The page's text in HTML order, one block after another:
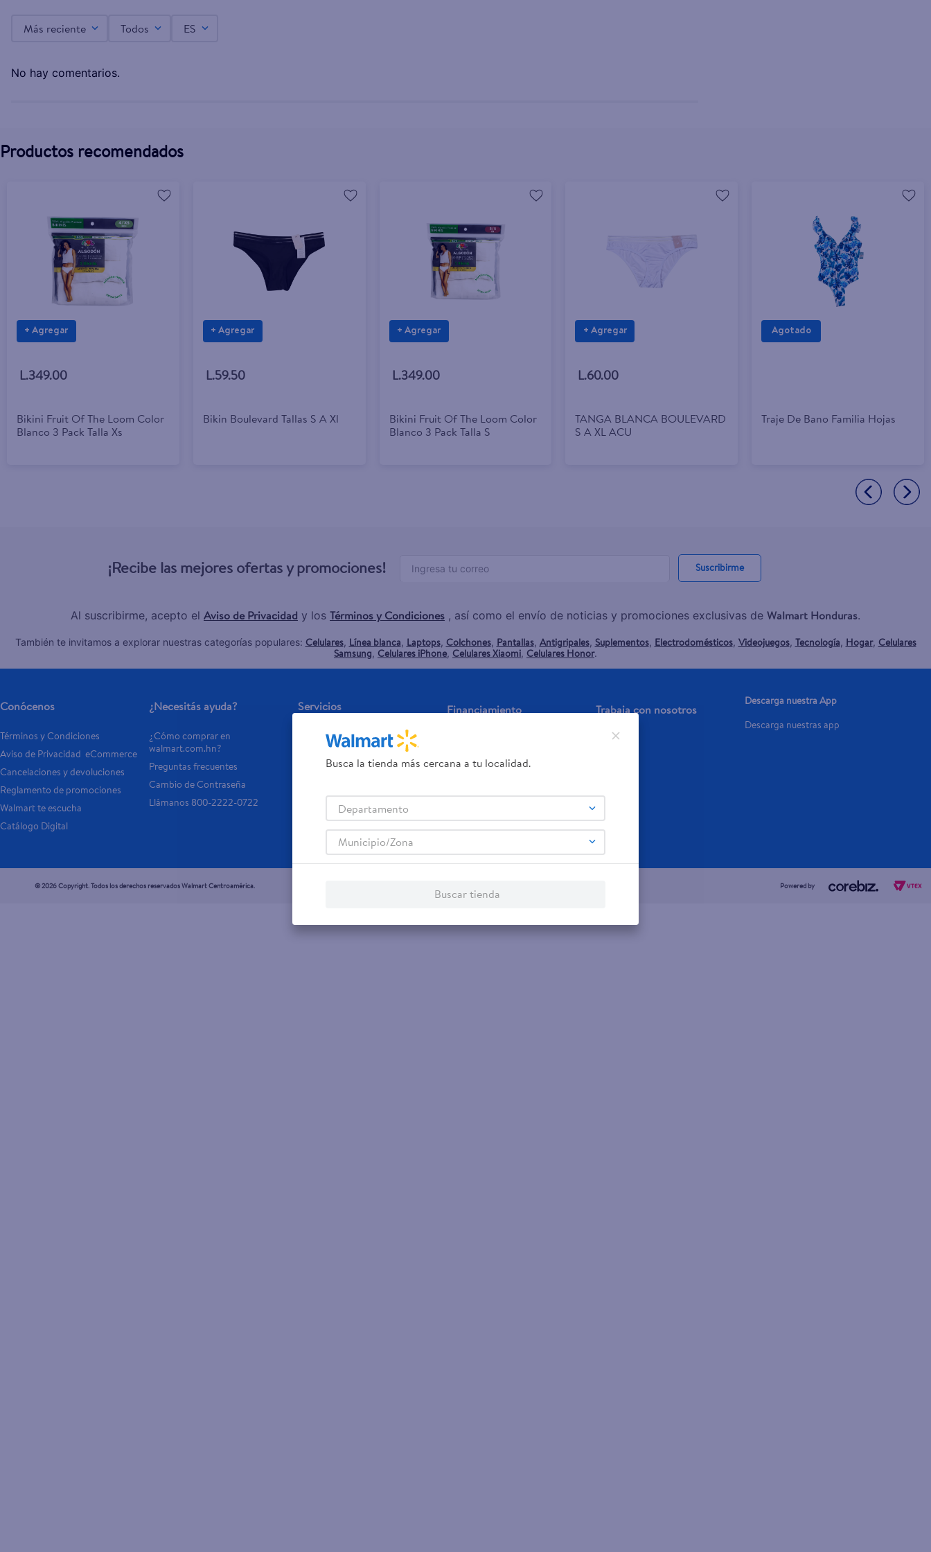
L.60.00
Más reciente Todos ES
No hay comentarios.
Productos recomendados
+ Agregar
L.349.00
Bikini Fruit Of The Loom Color
Blanco 3 Pack Talla Xs
+ Agregar
L.59.50
Bikin Boulevard Tallas S A Xl
+ Agregar
L.349.00
Bikini Fruit Of The Loom Color
Blanco 3 Pack Talla S
+ Agregar
L.60.00
TANGA BLANCA BOULEVARD
S A XL ACU
Traje De Bano Familia Hojas
¡Recibe las mejores ofertas y promociones! Suscribirme
Al suscribirme, acepto el Aviso de Privacidad y los Términos y Condiciones , así como el envío de noticias y promociones exclusivas de Walmart Honduras.
También te invitamos a explorar nuestras categorías populares: Celulares, Línea blanca, Laptops, Colchones, Pantallas, Antigripales, Suplementos, Electrodomésticos, Videojuegos, Tecnología, Hogar, Celulares
Samsung, Celulares iPhone, Celulares Xiaomi, Celulares Honor.
Conócenos
Términos y Condiciones
Aviso de Privacidad  eCommerce
Cancelaciones y devoluciones
Reglamento de promociones
Walmart te escucha
Catálogo Digital
¿Necesitás ayuda?
¿Cómo comprar en
walmart.com.hn?
Preguntas frecuentes
Cambio de Contraseña
Llámanos 800-2222-0722
Servicios
Tarjeta de regalo
Financiamiento Trabaja con nosotros
Aplica Ya
Descarga nuestra App
Descarga nuestras app
© 2026 Copyright. Todos los derechos reservados Walmart Centroamérica. Powered by
Busca la tienda más cercana a tu localidad.
Departamento
Municipio/Zona
Buscar tienda